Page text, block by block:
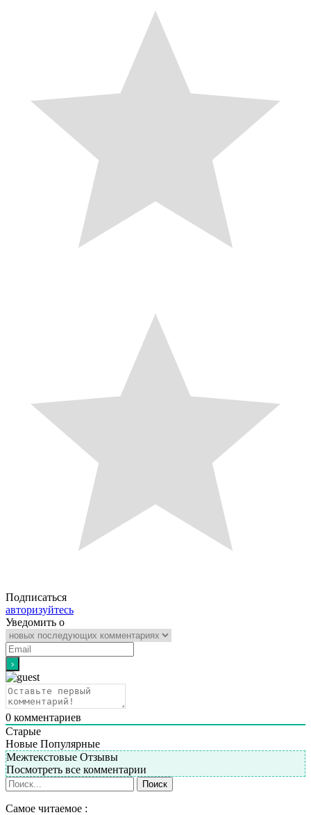
Подписаться
авторизуйтесь
Уведомить о
0 комментариев
Старые
Новые Популярные
Межтекстовые Отзывы
Посмотреть все комментарии
Самое читаемое :